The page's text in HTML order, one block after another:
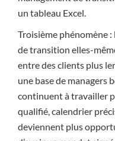
un tableau Excel.
Troisième phénomène
de transition elles-
entre des clients plus
une base de managers
continuent à travailler
qualifié, calendrier
deviennent plus